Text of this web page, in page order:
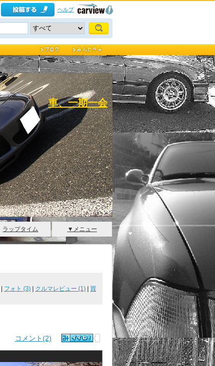
ヘルプ
車、一期一会
ラップタイム ▼メニュー
フォト (3) クルマレビュー (1)
買
コメント(2)